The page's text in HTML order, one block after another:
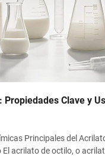
Propiedades Clave y
Principales del
acrilato de octilo, o